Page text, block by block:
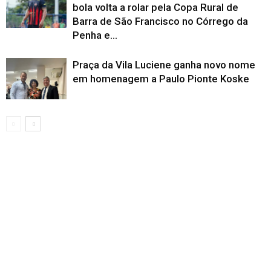
bola volta a rolar pela Copa Rural de
Barra de São Francisco no Córrego da
Penha e...
Praça da Vila Luciene ganha novo nome
em homenagem a Paulo Pionte Koske